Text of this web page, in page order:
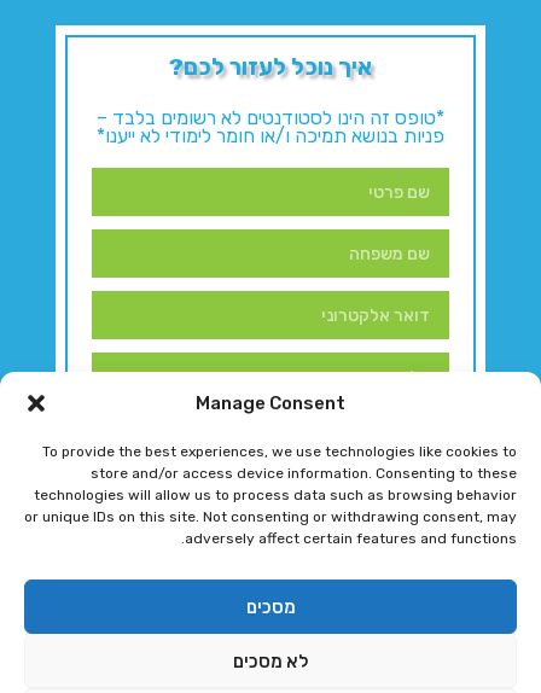
Manage Consent
To provide the best experiences, we use technologies like cookies to
store and/or access device information. Consenting to these
technologies will allow us to process data such as browsing behavior
or unique IDs on this site. Not consenting or withdrawing consent, may
adversely affect certain features and functions.
מסכים
לא מסכים
איך נוכל לעזור לכם?
*טופס זה הינו לסטודנטים לא רשומים בלבד –
פניות בנושא תמיכה ו/או חומר לימודי לא ייענו*